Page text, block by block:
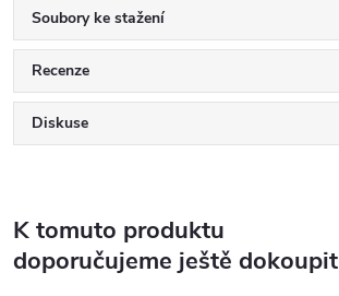
Soubory ke stažení
Recenze
Diskuse
K tomuto produktu
doporučujeme ještě dokoupit